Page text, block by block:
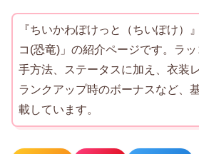
『ちいかわぽけっと（ちいぽけ）
コ(恐竜)」の紹介ページです。ラ
手方法、ステータスに加え、衣装
ランクアップ時のボーナスなど、
載しています。